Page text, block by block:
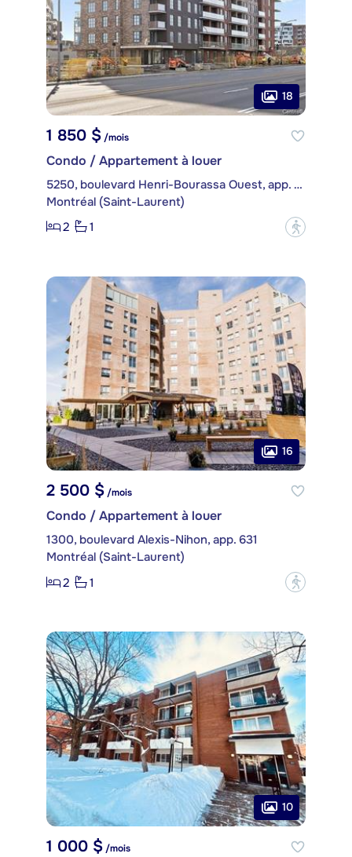
18
1 850 $ /mois
Condo / Appartement à louer
5250, boulevard Henri-Bourassa Ouest, app. 403
Montréal (Saint-Laurent)
2
1 ?
16
2 500 $/mois
Condo / Appartement à louer
1300, boulevard Alexis-Nihon, app. 631
Montréal (Saint-Laurent)
2
1 ?
10
1 000 $ /mois